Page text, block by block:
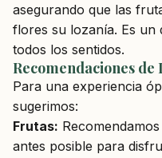
asegurando que las
flores su lozanía. Es un
todos los sentidos.
Recomendaciones de
Para una experiencia
sugerimos:
Frutas:
antes posible para